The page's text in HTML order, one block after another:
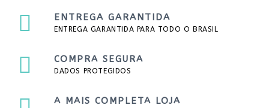
ENTREGA GARANTIDA
ENTREGA GARANTIDA PARA TODO O BRASIL
COMPRA SEGURA
DADOS PROTEGIDOS
A MAIS COMPLETA LOJA